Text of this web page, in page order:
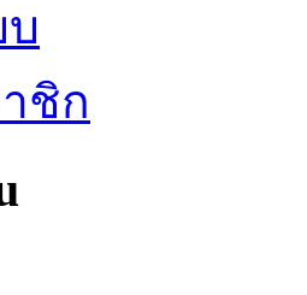
บ
ชิก